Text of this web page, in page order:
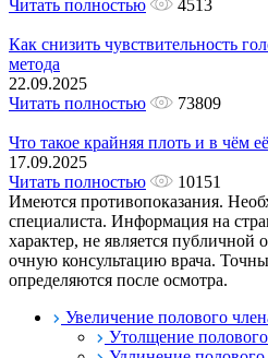
Читать полностью
4513
Как снизить чувствительность
метода
22.09.2025
Читать полностью
73809
Что такое крайняя плоть и в чём
17.09.2025
Читать полностью
10151
Имеются противопоказания.
специалиста. Информация на
характер, не является публичной
очную консультацию врача.
определяются после осмотра.
Увеличение полового
Утолщение